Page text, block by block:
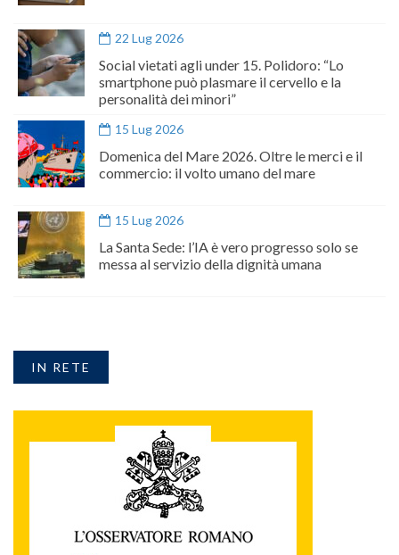
22 Lug 2026
Social vietati agli under 15. Polidoro: “Lo
smartphone può plasmare il cervello e la
personalità dei minori”
15 Lug 2026
Domenica del Mare 2026. Oltre le merci e il
commercio: il volto umano del mare
15 Lug 2026
La Santa Sede: l’IA è vero progresso solo se
messa al servizio della dignità umana
IN RETE